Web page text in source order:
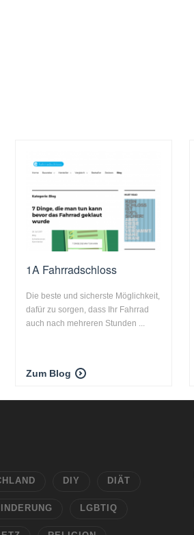
1A Fahrradschloss
Die beste und sicherste Möglichkeit,
dafür zu sorgen, dass Ihr Fahrrad
auch nach mehreren Stunden ...
Zum Blog
DIY DIÄT
LGBTIQ